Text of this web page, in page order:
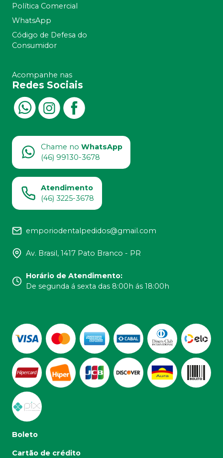
Política Comercial
WhatsApp
Código de Defesa do
Consumidor
Acompanhe nas
Redes Sociais
Chame no WhatsApp
(46) 99130-3678
Atendimento
(46) 3225-3678
emporiodentalpedidos@gmail.com
Av. Brasil, 1417 Pato Branco - PR
Horário de Atendimento:
De segunda á sexta das 8:00h ás 18:00h
Boleto
Cartão de crédito